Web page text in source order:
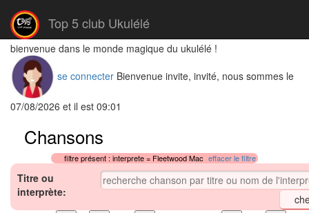
Top 5 club Ukulélé
bienvenue dans le monde magique du ukulélé !
se connecter Bienvenue invite, invité, nous sommes le
07/08/2026 et il est 09:01
Chansons
filtre présent : interprete = Fleetwood Mac effacer le filtre
Titre ou
interprète: